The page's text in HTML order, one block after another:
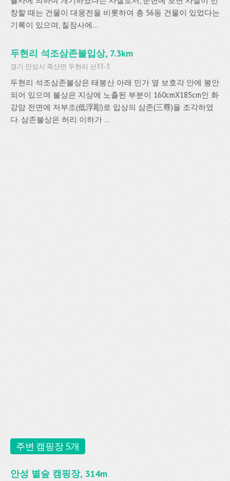
창할 때는 건물이 대웅전을 비롯하여 총 56동 건물이 있었다는
기록이 있으며, 칠장사에...
두현리 석조삼존불입상, 7.3km
경기 안성시 죽산면 두현리 산33-3
두현리 석조삼존불상은 태봉산 아래 민가 옆 보호각 안에 봉안
되어 있으며 불상은 지상에 노출된 부분이 160cmX185cm인 화
강암 전면에 저부조(低浮彫)로 입상의 삼존(三尊)을 조각하였
다. 삼존불상은 허리 이하가 ...
주변 캠핑장 5개
안성 별숲 캠핑장, 314m